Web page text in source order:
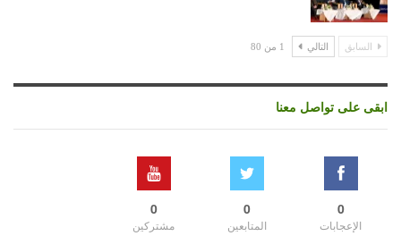
السابق التالي 1 من 80
ابقى على تواصل معنا
0
الإعجابات
0
المتابعين
0
مشتركين